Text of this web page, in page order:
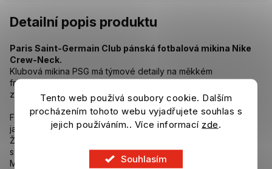
Tento web používá soubory cookie. Dalším
procházením tohoto webu vyjadřujete souhlas s
jejich používáním.. Více informací zde.
Souhlasím
Detailní popis produktu
Paris Saint-Germain Club pánská fotbalová mikina Nike
Crew-Neck.
Klubová mikina PSG má týmové detaily na měkkém
francouzském froté pro hřejivé pohodlí, ať už jde o den
zápasu, nebo mimo sezónu.
Francouzská froté tkanina má měkký omak pro lehké pohodlí
jako vaše klasická mikina.
Žebrované manžety a spodní lem pomáhají udržet mikinu na
svém místě při pohybu.
Materiál: 80 % bavlna / 20 % polyester.